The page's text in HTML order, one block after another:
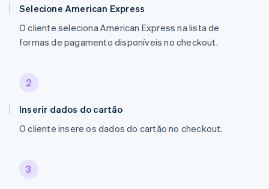
Selecione American Express
O cliente seleciona American Express na lista de
formas de pagamento disponíveis no checkout.
2
Inserir dados do cartão
O cliente insere os dados do cartão no checkout.
3